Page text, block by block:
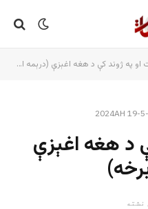
په ژوند کې د هغه اغېزې (درېمه او وروستۍ برخه)
د هغه اغېزې
نشته